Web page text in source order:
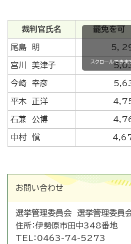
裁判官氏名 罷免を可
尾島 明 5，
宮川 美津子
今崎 幸彦
平木 正洋
石兼 公博
中村 愼
スクロールできま
お問い合わせ
選挙管理委員会 選挙管理委員
住所：伊勢原市田中348番地
TEL： 0463-74-5273